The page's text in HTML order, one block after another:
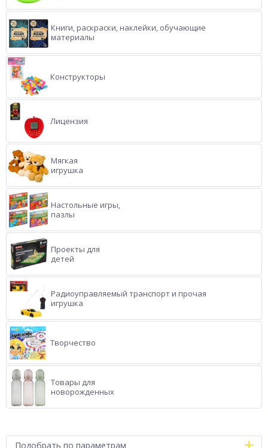
Книги, раскраски, наклейки, обучающие
материалы
Конструкторы
Лицензия
Мягкая
игрушка
Настольные игры,
пазлы
Проекты для
детей
Радиоуправляемый транспорт и прочая
игрушка
Творчество
Товары для
новорожденных
Подобрать по параметрам